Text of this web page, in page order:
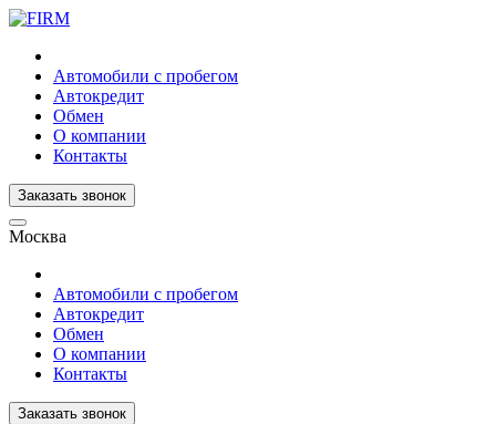
Автомобили с пробегом
Автокредит
Обмен
О компании
Контакты
Заказать звонок
Москва
Автомобили с пробегом
Автокредит
Обмен
О компании
Контакты
Заказать звонок